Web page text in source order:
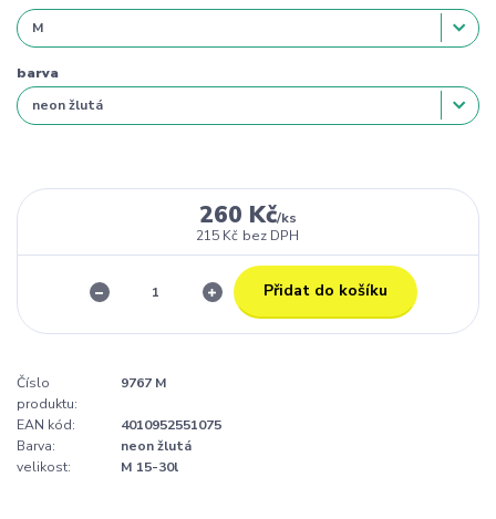
barva
260 Kč/ks
215 Kč bez DPH
Přidat do košíku
Číslo
produktu:
9767 M
EAN kód:
4010952551075
Barva:
neon žlutá
velikost:
M 15-30l